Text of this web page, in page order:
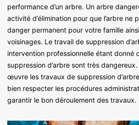
performance d’un arbre. Un arbre
activité d’élimination pour que l’arbre ne
danger permanent pour votre famille
voisinages. Le travail de suppression
intervention professionnelle étant donné
suppression d’arbre sont très
œuvre les travaux de suppression
bien respecter les procédures
garantir le bon déroulement des travaux.